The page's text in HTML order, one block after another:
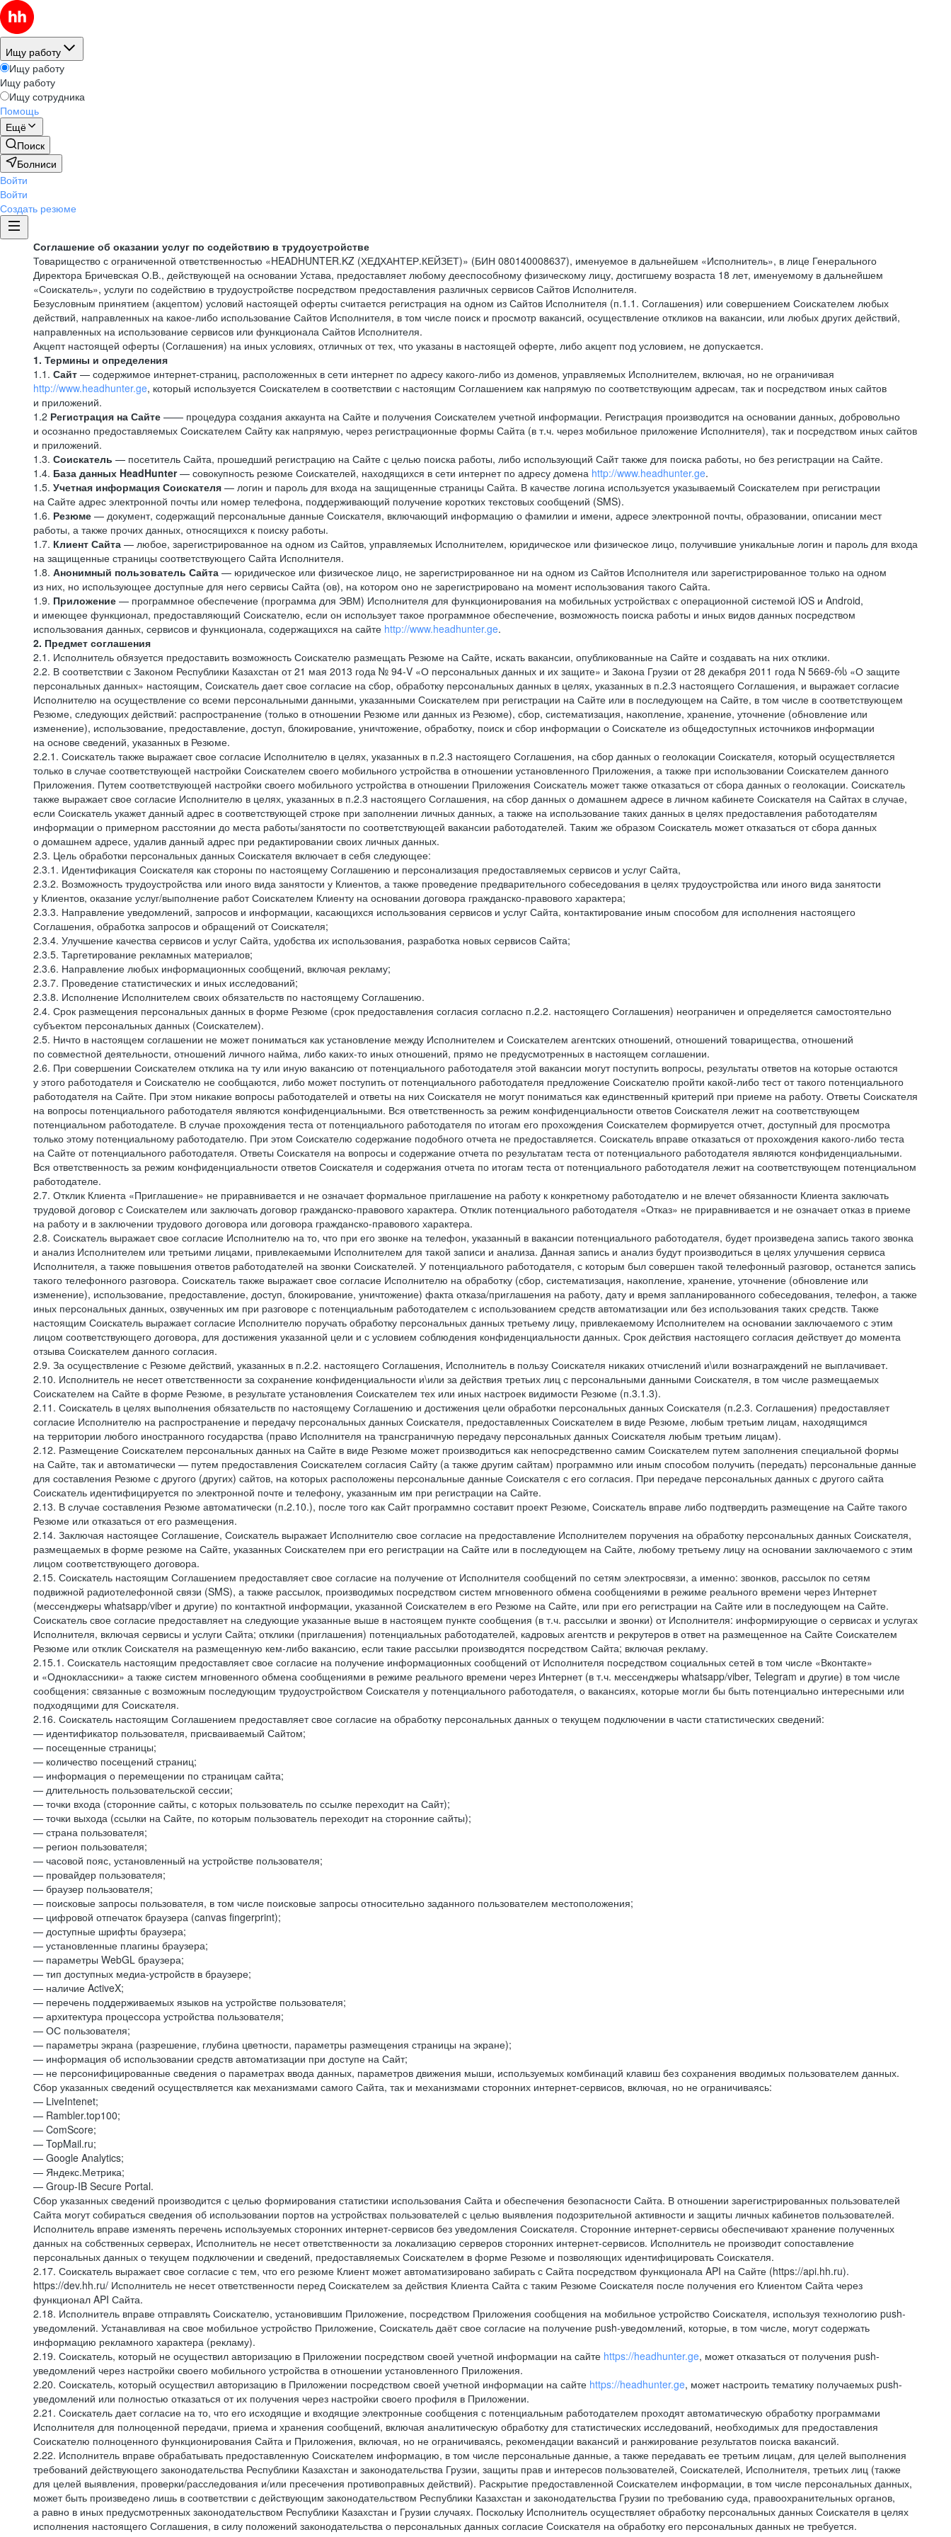
Ищу работу
Ищу работу
Ищу работу
Ищу сотрудника
Помощь
Ещё
Поиск
Болниси
Войти
Войти
Создать резюме
Соглашение об оказании услуг по содействию в трудоустройстве
Товарищество с ограниченной ответственностью «HEADHUNTER.KZ (ХЕДХАНТЕР.КЕЙЗЕТ)» (БИН 080140008637), именуемое в дальнейшем «Исполнитель», в лице Генерального
Директора Бричевская О.В., действующей на основании Устава, предоставляет любому дееспособному физическому лицу, достигшему возраста 18 лет, именуемому в дальнейшем
«Соискатель», услуги по содействию в трудоустройстве посредством предоставления различных сервисов Сайтов Исполнителя.
Безусловным принятием (акцептом) условий настоящей оферты считается регистрация на одном из Сайтов Исполнителя (п.1.1. Соглашения) или совершением Соискателем любых
действий, направленных на какое-либо использование Сайтов Исполнителя, в том числе поиск и просмотр вакансий, осуществление откликов на вакансии, или любых других действий,
направленных на использование сервисов или функционала Сайтов Исполнителя.
Акцепт настоящей оферты (Соглашения) на иных условиях, отличных от тех, что указаны в настоящей оферте, либо акцепт под условием, не допускается.
1. Термины и определения
1.1. Сайт — содержимое интернет-страниц, расположенных в сети интернет по адресу какого-либо из доменов, управляемых Исполнителем, включая, но не ограничивая
http://www.headhunter.ge, который используется Соискателем в соответствии с настоящим Соглашением как напрямую по соответствующим адресам, так и посредством иных сайтов
и приложений.
1.2 Регистрация на Сайте —— процедура создания аккаунта на Сайте и получения Соискателем учетной информации. Регистрация производится на основании данных, добровольно
и осознанно предоставляемых Соискателем Сайту как напрямую, через регистрационные формы Сайта (в т.ч. через мобильное приложение Исполнителя), так и посредством иных сайтов
и приложений.
1.3. Соискатель — посетитель Сайта, прошедший регистрацию на Сайте с целью поиска работы, либо использующий Сайт также для поиска работы, но без регистрации на Сайте.
1.4. База данных HeadHunter— совокупность резюме Соискателей, находящихся в сети интернет по адресу домена http://www.headhunter.ge.
1.5. Учетная информация Соискателя — логин и пароль для входа на защищенные страницы Сайта. В качестве логина используется указываемый Соискателем при регистрации
на Сайте адрес электронной почты или номер телефона, поддерживающий получение коротких текстовых сообщений (SMS).
1.6. Резюме — документ, содержащий персональные данные Соискателя, включающий информацию о фамилии и имени, адресе электронной почты, образовании, описании мест
работы, а также прочих данных, относящихся к поиску работы.
1.7. Клиент Сайта — любое, зарегистрированное на одном из Сайтов, управляемых Исполнителем, юридическое или физическое лицо, получившие уникальные логин и пароль для входа
на защищенные страницы соответствующего Сайта Исполнителя.
1.8. Анонимный пользователь Сайта — юридическое или физическое лицо, не зарегистрированное ни на одном из Сайтов Исполнителя или зарегистрированное только на одном
из них, но использующее доступные для него сервисы Сайта (ов), на котором оно не зарегистрировано на момент использования такого Сайта.
1.9. Приложение — программное обеспечение (программа для ЭВМ) Исполнителя для функционирования на мобильных устройствах с операционной системой iOS и Android,
и имеющее функционал, предоставляющий Соискателю, если он использует такое программное обеспечение, возможность поиска работы и иных видов данных посредством
использования данных, сервисов и функционала, содержащихся на сайте http://www.headhunter.ge.
2. Предмет соглашения
2.1. Исполнитель обязуется предоставить возможность Соискателю размещать Резюме на Сайте, искать вакансии, опубликованные на Сайте и создавать на них отклики.
2.2. В соответствии с Законом Республики Казахстан от 21 мая 2013 года № 94-V «О персональных данных и их защите» и Закона Грузии от 28 декабря 2011 года N 5669-რს «О защите
персональных данных» настоящим, Соискатель дает свое согласие на сбор, обработку персональных данных в целях, указанных в п.2.3 настоящего Соглашения, и выражает согласие
Исполнителю на осуществление со всеми персональными данными, указанными Соискателем при регистрации на Сайте или в последующем на Сайте, в том числе в соответствующем
Резюме, следующих действий: распространение (только в отношении Резюме или данных из Резюме), сбор, систематизация, накопление, хранение, уточнение (обновление или
изменение), использование, предоставление, доступ, блокирование, уничтожение, обработку, поиск и сбор информации о Соискателе из общедоступных источников информации
на основе сведений, указанных в Резюме.
2.2.1. Соискатель также выражает свое согласие Исполнителю в целях, указанных в п.2.3 настоящего Соглашения, на сбор данных о геолокации Соискателя, который осуществляется
только в случае соответствующей настройки Соискателем своего мобильного устройства в отношении установленного Приложения, а также при использовании Соискателем данного
Приложения. Путем соответствующей настройки своего мобильного устройства в отношении Приложения Соискатель может также отказаться от сбора данных о геолокации. Соискатель
также выражает свое согласие Исполнителю в целях, указанных в п.2.3 настоящего Соглашения, на сбор данных о домашнем адресе в личном кабинете Соискателя на Сайтах в случае,
если Соискатель укажет данный адрес в соответствующей строке при заполнении личных данных, а также на использование таких данных в целях предоставления работодателям
информации о примерном расстоянии до места работы/занятости по соответствующей вакансии работодателей. Таким же образом Соискатель может отказаться от сбора данных
о домашнем адресе, удалив данный адрес при редактировании своих личных данных.
2.3. Цель обработки персональных данных Соискателя включает в себя следующее:
2.3.1. Идентификация Соискателя как стороны по настоящему Соглашению и персонализация предоставляемых сервисов и услуг Сайта,
2.3.2. Возможность трудоустройства или иного вида занятости у Клиентов, а также проведение предварительного собеседования в целях трудоустройства или иного вида занятости
у Клиентов, оказание услуг/выполнение работ Соискателем Клиенту на основании договора гражданско-правового характера;
2.3.3. Направление уведомлений, запросов и информации, касающихся использования сервисов и услуг Сайта, контактирование иным способом для исполнения настоящего
Соглашения, обработка запросов и обращений от Соискателя;
2.3.4. Улучшение качества сервисов и услуг Сайта, удобства их использования, разработка новых сервисов Сайта;
2.3.5. Таргетирование рекламных материалов;
2.3.6. Направление любых информационных сообщений, включая рекламу;
2.3.7. Проведение статистических и иных исследований;
2.3.8. Исполнение Исполнителем своих обязательств по настоящему Соглашению.
2.4. Срок размещения персональных данных в форме Резюме (срок предоставления согласия согласно п.2.2. настоящего Соглашения) неограничен и определяется самостоятельно
субъектом персональных данных (Соискателем).
2.5. Ничто в настоящем соглашении не может пониматься как установление между Исполнителем и Соискателем агентских отношений, отношений товарищества, отношений
по совместной деятельности, отношений личного найма, либо каких-то иных отношений, прямо не предусмотренных в настоящем соглашении.
2.6. При совершении Соискателем отклика на ту или иную вакансию от потенциального работодателя этой вакансии могут поступить вопросы, результаты ответов на которые остаются
у этого работодателя и Соискателю не сообщаются, либо может поступить от потенциального работодателя предложение Соискателю пройти какой-либо тест от такого потенциального
работодателя на Сайте. При этом никакие вопросы работодателей и ответы на них Соискателя не могут пониматься как единственный критерий при приеме на работу. Ответы Соискателя
на вопросы потенциального работодателя являются конфиденциальными. Вся ответственность за режим конфиденциальности ответов Соискателя лежит на соответствующем
потенциальном работодателе. В случае прохождения теста от потенциального работодателя по итогам его прохождения Соискателем формируется отчет, доступный для просмотра
только этому потенциальному работодателю. При этом Соискателю содержание подобного отчета не предоставляется. Соискатель вправе отказаться от прохождения какого-либо теста
на Сайте от потенциального работодателя. Ответы Соискателя на вопросы и содержание отчета по результатам теста от потенциального работодателя являются конфиденциальными.
Вся ответственность за режим конфиденциальности ответов Соискателя и содержания отчета по итогам теста от потенциального работодателя лежит на соответствующем потенциальном
работодателе.
2.7. Отклик Клиента «Приглашение» не приравнивается и не означает формальное приглашение на работу к конкретному работодателю и не влечет обязанности Клиента заключать
трудовой договор с Соискателем или заключать договор гражданско-правового характера. Отклик потенциального работодателя «Отказ» не приравнивается и не означает отказ в приеме
на работу и в заключении трудового договора или договора гражданско-правового характера.
2.8. Соискатель выражает свое согласие Исполнителю на то, что при его звонке на телефон, указанный в вакансии потенциального работодателя, будет произведена запись такого звонка
и анализ Исполнителем или третьими лицами, привлекаемыми Исполнителем для такой записи и анализа. Данная запись и анализ будут производиться в целях улучшения сервиса
Исполнителя, а также повышения ответов работодателей на звонки Соискателей. У потенциального работодателя, с которым был совершен такой телефонный разговор, останется запись
такого телефонного разговора. Соискатель также выражает свое согласие Исполнителю на обработку (сбор, систематизация, накопление, хранение, уточнение (обновление или
изменение), использование, предоставление, доступ, блокирование, уничтожение) факта отказа/приглашения на работу, дату и время запланированного собеседования, телефон, а также
иных персональных данных, озвученных им при разговоре с потенциальным работодателем с использованием средств автоматизации или без использования таких средств. Также
настоящим Соискатель выражает согласие Исполнителю поручать обработку персональных данных третьему лицу, привлекаемому Исполнителем на основании заключаемого с этим
лицом соответствующего договора, для достижения указанной цели и с условием соблюдения конфиденциальности данных. Срок действия настоящего согласия действует до момента
отзыва Соискателем данного согласия.
2.9. За осуществление с Резюме действий, указанных в п.2.2. настоящего Соглашения, Исполнитель в пользу Соискателя никаких отчислений и\или вознаграждений не выплачивает.
2.10. Исполнитель не несет ответственности за сохранение конфиденциальности и\или за действия третьих лиц с персональными данными Соискателя, в том числе размещаемых
Соискателем на Сайте в форме Резюме, в результате установления Соискателем тех или иных настроек видимости Резюме (п.3.1.3).
2.11. Соискатель в целях выполнения обязательств по настоящему Соглашению и достижения цели обработки персональных данных Соискателя (п.2.3. Соглашения) предоставляет
согласие Исполнителю на распространение и передачу персональных данных Соискателя, предоставленных Соискателем в виде Резюме, любым третьим лицам, находящимся
на территории любого иностранного государства (право Исполнителя на трансграничную передачу персональных данных Соискателя любым третьим лицам).
2.12. Размещение Соискателем персональных данных на Сайте в виде Резюме может производиться как непосредственно самим Соискателем путем заполнения специальной формы
на Сайте, так и автоматически — путем предоставления Соискателем согласия Сайту (а также другим сайтам) программно или иным способом получить (передать) персональные данные
для составления Резюме с другого (других) сайтов, на которых расположены персональные данные Соискателя с его согласия. При передаче персональных данных с другого сайта
Соискатель идентифицируется по электронной почте и телефону, указанным им при регистрации на Сайте.
2.13. В случае составления Резюме автоматически (п.2.10.), после того как Сайт программно составит проект Резюме, Соискатель вправе либо подтвердить размещение на Сайте такого
Резюме или отказаться от его размещения.
2.14. Заключая настоящее Соглашение, Соискатель выражает Исполнителю свое согласие на предоставление Исполнителем поручения на обработку персональных данных Соискателя,
размещаемых в форме резюме на Сайте, указанных Соискателем при его регистрации на Сайте или в последующем на Сайте, любому третьему лицу на основании заключаемого с этим
лицом соответствующего договора.
2.15. Соискатель настоящим Соглашением предоставляет свое согласие на получение от Исполнителя сообщений по сетям электросвязи, а именно: звонков, рассылок по сетям
подвижной радиотелефонной связи (SMS), а также рассылок, производимых посредством систем мгновенного обмена сообщениями в режиме реального времени через Интернет
(мессенджеры whatsapp/viber и другие) по контактной информации, указанной Соискателем в его Резюме на Сайте, или при его регистрации на Сайте или в последующем на Сайте.
Соискатель свое согласие предоставляет на следующие указанные выше в настоящем пункте сообщения (в т.ч. рассылки и звонки) от Исполнителя: информирующие о сервисах и услугах
Исполнителя, включая сервисы и услуги Сайта; отклики (приглашения) потенциальных работодателей, кадровых агентств и рекрутеров в ответ на размещенное на Сайте Соискателем
Резюме или отклик Соискателя на размещенную кем-либо вакансию, если такие рассылки производятся посредством Сайта; включая рекламу.
2.15.1. Соискатель настоящим предоставляет свое согласие на получение информационных сообщений от Исполнителя посредством социальных сетей в том числе «Вконтакте»
и «Одноклассники» а также систем мгновенного обмена сообщениями в режиме реального времени через Интернет (в т.ч. мессенджеры whatsapp/viber, Telegram и другие) в том числе
сообщения: связанные с возможным последующим трудоустройством Соискателя у потенциального работодателя, о вакансиях, которые могли бы быть потенциально интересными или
подходящими для Соискателя.
2.16. Соискатель настоящим Соглашением предоставляет свое согласие на обработку персональных данных о текущем подключении в части статистических сведений:
— идентификатор пользователя, присваиваемый Сайтом;
— посещенные страницы;
— количество посещений страниц;
— информация о перемещении по страницам сайта;
— длительность пользовательской сессии;
— точки входа (сторонние сайты, с которых пользователь по ссылке переходит на Сайт);
— точки выхода (ссылки на Сайте, по которым пользователь переходит на сторонние сайты);
— страна пользователя;
— регион пользователя;
— часовой пояс, установленный на устройстве пользователя;
— провайдер пользователя;
— браузер пользователя;
— поисковые запросы пользователя, в том числе поисковые запросы относительно заданного пользователем местоположения;
— цифровой отпечаток браузера (canvas fingerprint);
— доступные шрифты браузера;
— установленные плагины браузера;
— параметры WebGL браузера;
— тип доступных медиа-устройств в браузере;
— наличие ActiveX;
— перечень поддерживаемых языков на устройстве пользователя;
— архитектура процессора устройства пользователя;
— ОС пользователя;
— параметры экрана (разрешение, глубина цветности, параметры размещения страницы на экране);
— информация об использовании средств автоматизации при доступе на Сайт;
— не персонифицированные сведения о параметрах ввода данных, параметров движения мыши, используемых комбинаций клавиш без сохранения вводимых пользователем данных.
Сбор указанных сведений осуществляется как механизмами самого Сайта, так и механизмами сторонних интернет-сервисов, включая, но не ограничиваясь:
— LiveIntenet;
— Rambler.top100;
— ComScore;
— TopMail.ru;
— Google Analytics;
— Яндекс.Метрика;
— Group-IB Secure Portal.
Сбор указанных сведений производится с целью формирования статистики использования Сайта и обеспечения безопасности Сайта. В отношении зарегистрированных пользователей
Сайта могут собираться сведения об использовании портов на устройствах пользователей с целью выявления подозрительной активности и защиты личных кабинетов пользователей.
Исполнитель вправе изменять перечень используемых сторонних интернет-сервисов без уведомления Соискателя. Сторонние интернет-сервисы обеспечивают хранение полученных
данных на собственных серверах, Исполнитель не несет ответственности за локализацию серверов сторонних интернет-сервисов. Исполнитель не производит сопоставление
персональных данных о текущем подключении и сведений, предоставляемых Соискателем в форме Резюме и позволяющих идентифицировать Соискателя.
2.17. Соискатель выражает свое согласие с тем, что его резюме Клиент может автоматизировано забирать с Сайта посредством функционала API на Сайте (https://api.hh.ru).
https://dev.hh.ru/ Исполнитель не несет ответственности перед Соискателем за действия Клиента Сайта с таким Резюме Соискателя после получения его Клиентом Сайта через
функционал API Сайта.
2.18. Исполнитель вправе отправлять Соискателю, установившим Приложение, посредством Приложения сообщения на мобильное устройство Соискателя, используя технологию push-
уведомлений. Устанавливая на свое мобильное устройство Приложение, Соискатель даёт свое согласие на получение push-уведомлений, которые, в том числе, могут содержать
информацию рекламного характера (рекламу).
2.19. Соискатель, который не осуществил авторизацию в Приложении посредством своей учетной информации на сайте https://headhunter.ge, может отказаться от получения push-
уведомлений через настройки своего мобильного устройства в отношении установленного Приложения.
2.20. Соискатель, который осуществил авторизацию в Приложении посредством своей учетной информации на сайте https://headhunter.ge, может настроить тематику получаемых push-
уведомлений или полностью отказаться от их получения через настройки своего профиля в Приложении.
2.21. Соискатель дает согласие на то, что его исходящие и входящие электронные сообщения с потенциальным работодателем проходят автоматическую обработку программами
Исполнителя для полноценной передачи, приема и хранения сообщений, включая аналитическую обработку для статистических исследований, необходимых для предоставления
Соискателю полноценного функционирования Сайта и Приложения, включая, но не ограничиваясь, рекомендации вакансий и ранжирование результатов поиска вакансий.
2.22. Исполнитель вправе обрабатывать предоставленную Соискателем информацию, в том числе персональные данные, а также передавать ее третьим лицам, для целей выполнения
требований действующего законодательства Республики Казахстан и законодательства Грузии, защиты прав и интересов пользователей, Соискателей, Исполнителя, третьих лиц (также
для целей выявления, проверки/расследования и/или пресечения противоправных действий). Раскрытие предоставленной Соискателем информации, в том числе персональных данных,
может быть произведено лишь в соответствии с действующим законодательством Республики Казахстан и законодательства Грузии по требованию суда, правоохранительных органов,
а равно в иных предусмотренных законодательством Республики Казахстан и Грузии случаях. Поскольку Исполнитель осуществляет обработку персональных данных Соискателя в целях
исполнения настоящего Соглашения, в силу положений законодательства о персональных данных согласие Соискателя на обработку его персональных данных не требуется.